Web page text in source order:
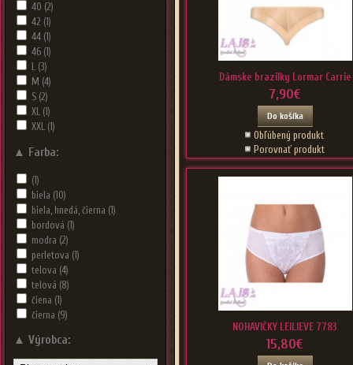
40 (2)
42 (1)
44 (1)
46 (1)
L (3)
M (4)
S (2)
XL (1)
XXL (1)
▲ Farba:
(1)
biela (10)
biela, hnedá, čierna (1)
bordová (1)
modra (2)
perletova (1)
telova (4)
telová (8)
čiena (1)
čierna (9)
▲ Výrobca:
Dámske brazilky Lormar Carrie
7,90€
Do košíka
Obľúbený produkt
Porovnať produkt
NOHAVIČKY LEILIEVE 7783
15,80€